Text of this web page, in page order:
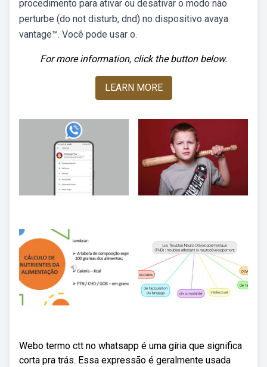
procedimento para ativar ou desativar o modo não
perturbe (do not disturb, dnd) no dispositivo avaya
vantage™. Você pode usar o.
For more information, click the button below.
LEARN MORE
Webo termo ctt no whatsapp é uma gíria que significa
corta pra trás. Essa expressão é geralmente usada